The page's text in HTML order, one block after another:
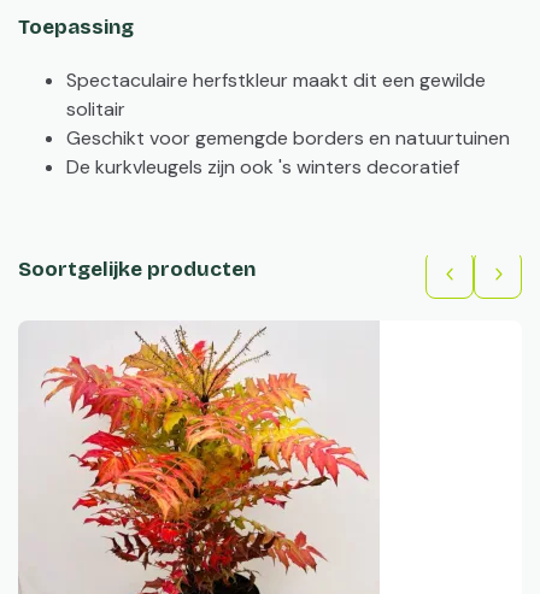
Toepassing
Spectaculaire herfstkleur maakt dit een gewilde
solitair
Geschikt voor gemengde borders en natuurtuinen
De kurkvleugels zijn ook 's winters decoratief
Soortgelijke producten